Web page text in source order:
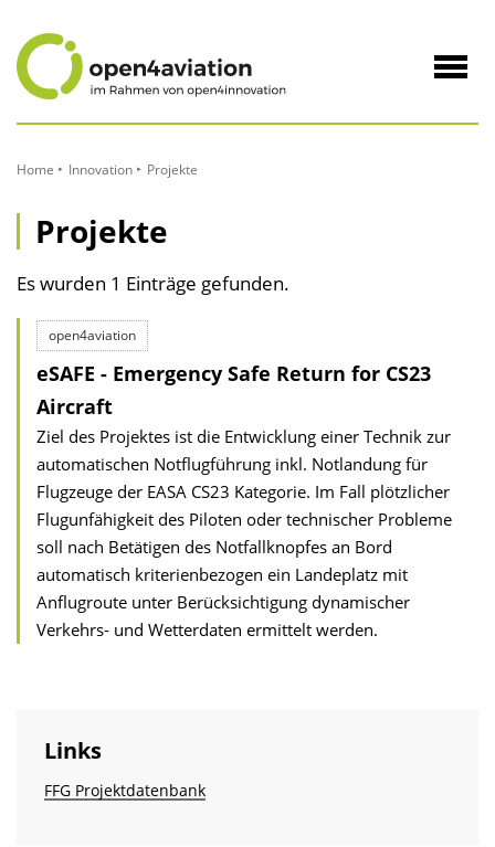
Inhalt
Home Innovation Projekte
Projekte
Es wurden 1 Einträge gefunden.
open4aviation
eSAFE - Emergency Safe Return for CS23
Aircraft
Ziel des Projektes ist die Entwicklung einer Technik zur
automatischen Notflugführung inkl. Notlandung für
Flugzeuge der EASA CS23 Kategorie. Im Fall plötzlicher
Flugunfähigkeit des Piloten oder technischer Probleme
soll nach Betätigen des Notfallknopfes an Bord
automatisch kriterienbezogen ein Landeplatz mit
Anflugroute unter Berücksichtigung dynamischer
Verkehrs- und Wetterdaten ermittelt werden.
Links
FFG Projektdatenbank